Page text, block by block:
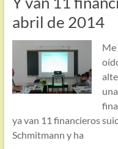
abril de 2014
Me
ya van 11 financieros
Schmitmann y ha